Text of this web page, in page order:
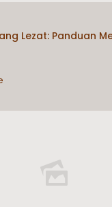
Lezat: Panduan